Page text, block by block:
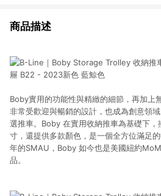
商品描述
Boby實用的功能性與精緻的細節，再加上
非常受歡迎與暢銷的設計，也成為創意領
選推車。Boby 在實用收納推車為基礎下，
寸，還提供多款顏色，是一個全方位滿足
年的SMAU，Boby 如今也是美國紐約
品。